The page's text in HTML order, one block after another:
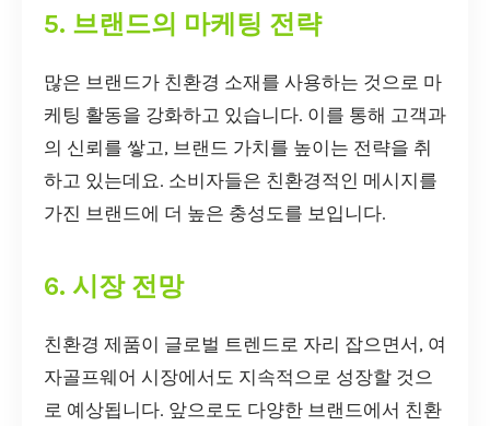
5. 브랜드의 마케팅 전략
많은 브랜드가 친환경 소재를 사용하는 것으로 마
케팅 활동을 강화하고 있습니다. 이를 통해 고객과
의 신뢰를 쌓고, 브랜드 가치를 높이는 전략을 취
하고 있는데요. 소비자들은 친환경적인 메시지를
가진 브랜드에 더 높은 충성도를 보입니다.
6. 시장 전망
친환경 제품이 글로벌 트렌드로 자리 잡으면서, 여
자골프웨어 시장에서도 지속적으로 성장할 것으
로 예상됩니다. 앞으로도 다양한 브랜드에서 친환